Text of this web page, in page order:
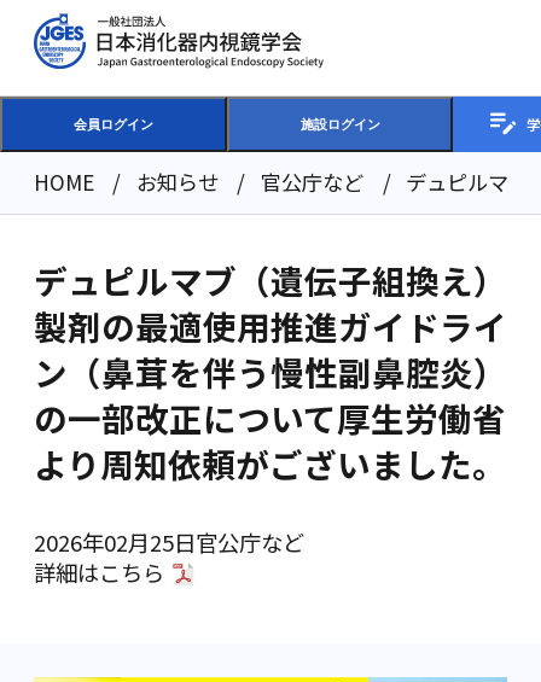
会員ログイン 施設ログイン
HOME お知らせ 官公庁など デュピルマブ
2026年02月25日官公庁など
デュピルマブ（遺伝子組換え）
製剤の最適使用推進ガイドライ
ン（鼻茸を伴う慢性副鼻腔炎）
の一部改正について厚生労働省
より周知依頼がございました。
詳細はこちら